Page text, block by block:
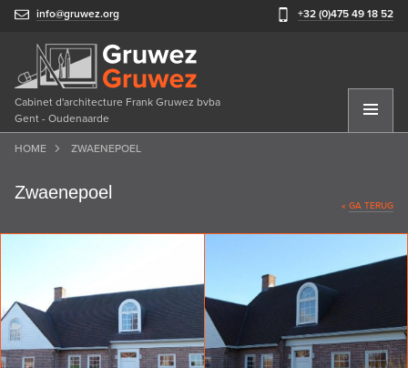
info@gruwez.org +32 (0)475 49 18 52
Cabinet d'architecture Frank Gruwez bvba
Gent - Oudenaarde
HOME ZWAENEPOEL
Zwaenepoel
« GA TERUG